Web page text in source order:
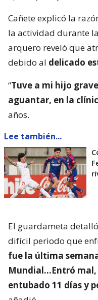
Cañete explicó la
la actividad durante
arquero reveló que
debido al delicado
“Tuve a mi hijo
aguantar, en la
años.
Lee también...
El guardameta
difícil periodo que
fue la última
Mundial…Entró mal,
entubado 11 días y